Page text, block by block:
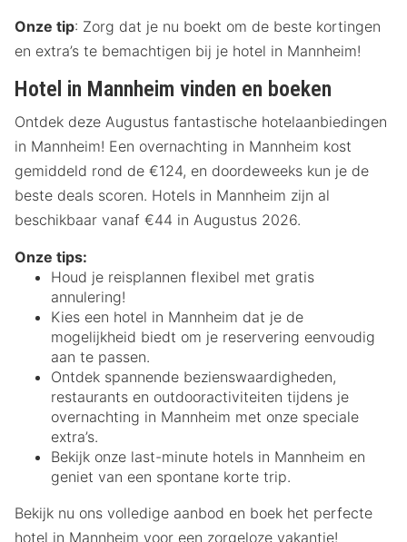
Onze tip: Zorg dat je nu boekt om de beste kortingen
en extra’s te bemachtigen bij je hotel in Mannheim!
Hotel in Mannheim vinden en boeken
Ontdek deze Augustus fantastische hotelaanbiedingen
in Mannheim! Een overnachting in Mannheim kost
gemiddeld rond de €124, en doordeweeks kun je de
beste deals scoren. Hotels in Mannheim zijn al
beschikbaar vanaf €44 in Augustus 2026.
Onze tips:
Houd je reisplannen flexibel met gratis
annulering!
Kies een hotel in Mannheim dat je de
mogelijkheid biedt om je reservering eenvoudig
aan te passen.
Ontdek spannende bezienswaardigheden,
restaurants en outdooractiviteiten tijdens je
overnachting in Mannheim met onze speciale
extra’s.
Bekijk onze last-minute hotels in Mannheim en
geniet van een spontane korte trip.
Bekijk nu ons volledige aanbod en boek het perfecte
hotel in Mannheim voor een zorgeloze vakantie!